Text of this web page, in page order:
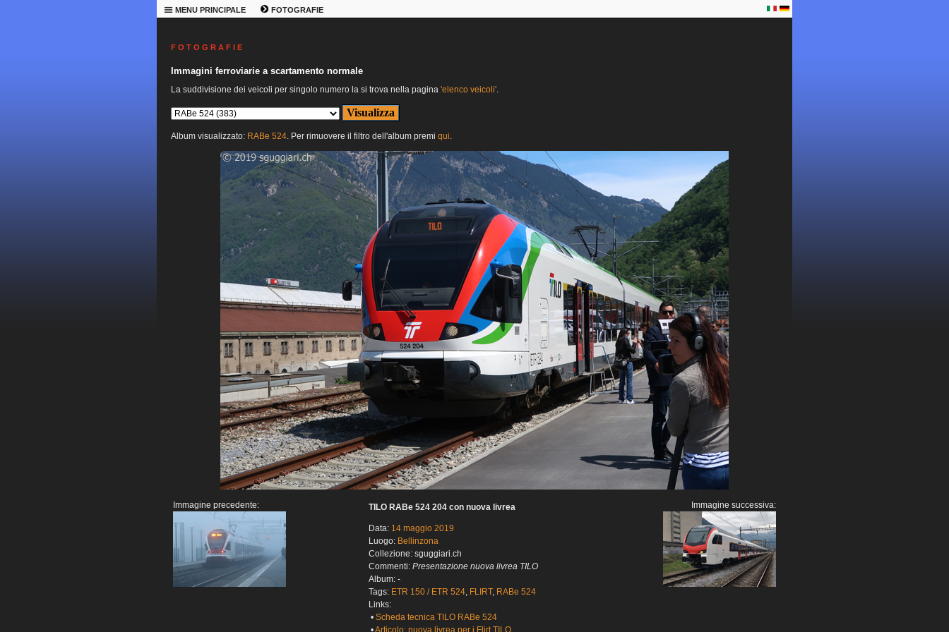
MENU PRINCIPALE FOTOGRAFIE
F O T O G R A F I E
Immagini ferroviarie a scartamento normale
La suddivisione dei veicoli per singolo numero la si trova nella pagina 'elenco veicoli'.
Album visualizzato: RABe 524. Per rimuovere il filtro dell'album premi qui.
Immagine precedente: TILO RABe 524 204 con nuova livrea
Data: 14 maggio 2019
Luogo: Bellinzona
Collezione: sguggiari.ch
Commenti: Presentazione nuova livrea TILO
Album: -
Tags: ETR 150 / ETR 524, FLIRT, RABe 524
Links:
• Scheda tecnica TILO RABe 524
Immagine successiva: